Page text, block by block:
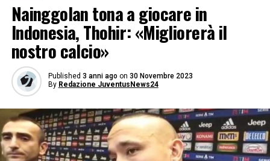
Nainggolan tona a giocare in
Indonesia, Thohir: «Migliorerà il
nostro calcio»
Published 3 anni ago on 30 Novembre 2023
By Redazione JuventusNews24